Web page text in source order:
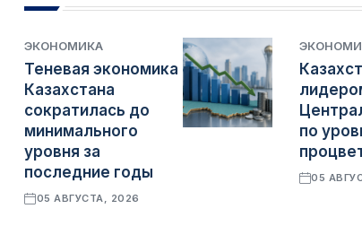
ЭКОНОМИКА
Теневая экономика
Казахстана
сократилась до
минимального
уровня за
последние годы
05 АВГУСТА, 2026
по
05